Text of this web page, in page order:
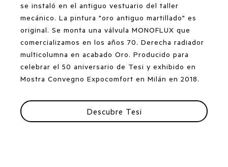
se instaló en el antiguo vestuario del taller
mecánico. La pintura "oro antiguo martillado" es
original. Se monta una válvula MONOFLUX que
comercializamos en los años 70. Derecha radiador
multicolumna en acabado Oro. Producido para
celebrar el 50 aniversario de Tesi y exhibido en
Mostra Convegno Expocomfort en Milán en 2018.
Descubre Tesi